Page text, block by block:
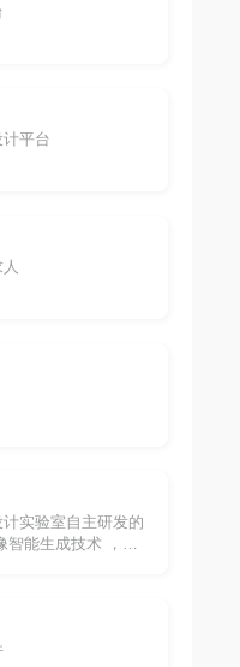
平台
实验室自主研发的